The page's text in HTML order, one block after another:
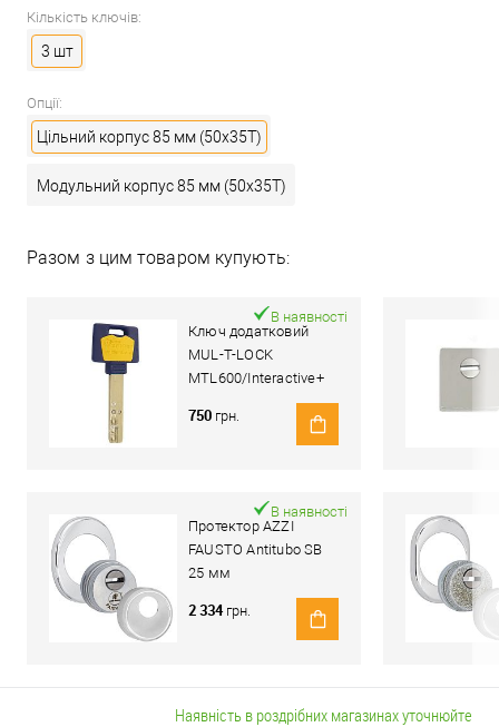
Кількість ключів:
3 шт
Опції:
Цільний корпус 85 мм (50x35T)
Модульний корпус 85 мм (50x35T)
Разом з цим товаром купують:
Ключ додатковий
MUL-T-LOCK
MTL600/Interactive+
В наявності
750 грн.
Протектор AZZI
FAUSTO Antitubo SB
25 мм
овальний широкий
хром полірований
В наявності
2 334 грн.
Наявність в роздрібних магазинах уточнюйте